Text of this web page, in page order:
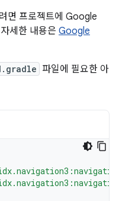
면 프로젝트에 Google
세한 내용은 Google
파일에 필요한 아